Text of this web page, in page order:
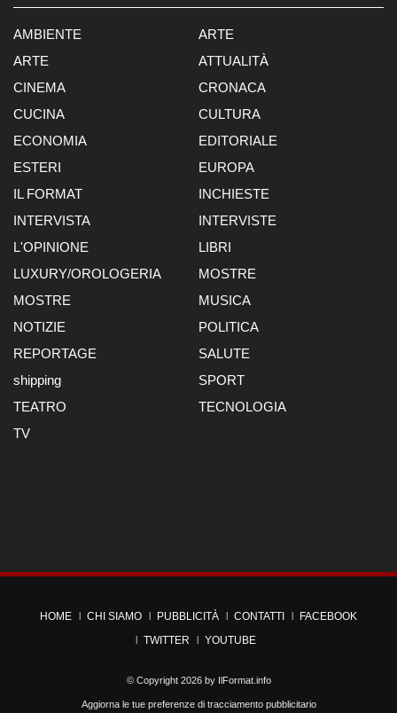
AMBIENTE
ARTE
ARTE
ATTUALITÀ
CINEMA
CRONACA
CUCINA
CULTURA
ECONOMIA
EDITORIALE
ESTERI
EUROPA
IL FORMAT
INCHIESTE
INTERVISTA
INTERVISTE
L'OPINIONE
LIBRI
LUXURY/OROLOGERIA
MOSTRE
MOSTRE
MUSICA
NOTIZIE
POLITICA
REPORTAGE
SALUTE
shipping
SPORT
TEATRO
TECNOLOGIA
TV
HOME CHI SIAMO PUBBLICITÀ CONTATTI
FACEBOOK
TWITTER
YOUTUBE
© Copyright 2026 by IlFormat.info
Aggiorna le tue preferenze di tracciamento pubblicitario